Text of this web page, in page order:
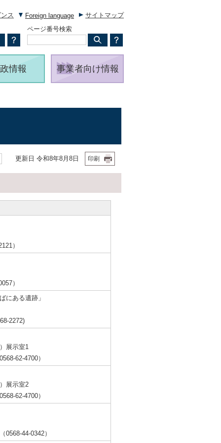
ス Foreign language
サイトマップ
ページ番号検索
情報 事業者向け情報
更新日 令和8年8月8日 印刷
）
）
ばにある遺跡」
2272)
展示室1
62-4700）
展示室2
62-4700）
44-0342）